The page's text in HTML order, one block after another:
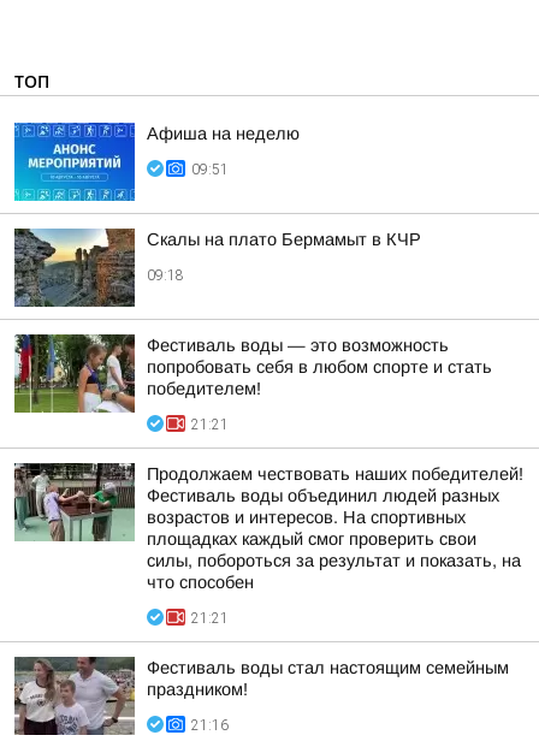
ТОП
Афиша на неделю
09:51
Скалы на плато Бермамыт в КЧР
09:18
Фестиваль воды — это возможность
попробовать себя в любом спорте и стать
победителем!
21:21
Продолжаем чествовать наших победителей!
Фестиваль воды объединил людей разных
возрастов и интересов. На спортивных
площадках каждый смог проверить свои
силы, побороться за результат и показать, на
что способен
21:21
Фестиваль воды стал настоящим семейным
праздником!
21:16